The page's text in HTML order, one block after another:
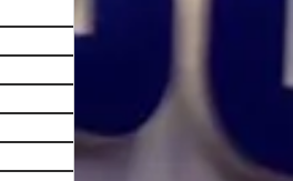
25件の記事
29件の記事
26件の記事
30件の記事